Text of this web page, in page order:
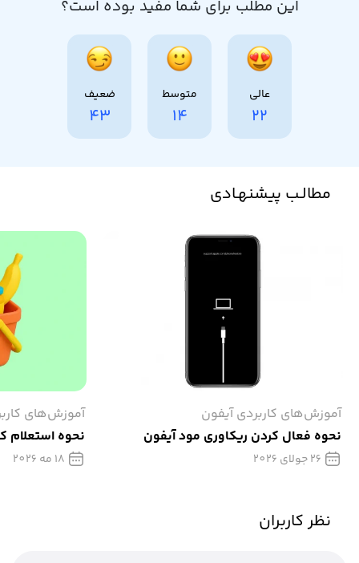
این مطلب برای شما مفید بوده است؟
عالی
22
متوسط
14
ضعیف
43
مطالـب پیشنهـادی
آموزش‌های کاربردی آیفون
نحوه فعال کردن ریکاوری مود آیفون
26 جولای 2026
آموزش‌های
نحوه استعلام
18 مه 2026
نظر کاربران